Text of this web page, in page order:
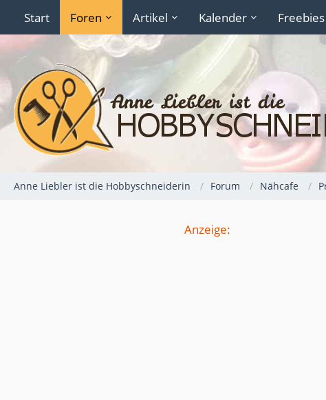
Start Foren Artikel Kalender Freebies
Anne Liebler ist die Hobbyschneiderin Forum Nähcafe
Anzeige: